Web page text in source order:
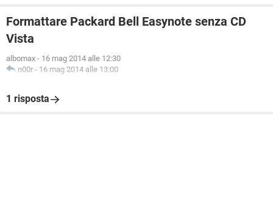
Formattare Packard Bell Easynote senza CD
Vista
albomax - 16 mag 2014 alle 12:30
n00r - 16 mag 2014 alle 13:00
1 risposta